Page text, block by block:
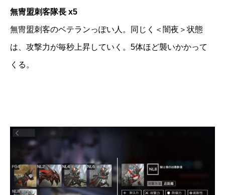
無冑盟刺客隊長 x5
無冑盟刺客のベテランっぽい人。同じく＜闇夜＞状態
は、攻撃力が毎秒上昇していく。5体ほど襲いかかって
くる。